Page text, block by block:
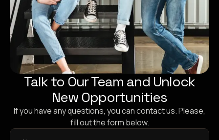
Talk to Our Team and Unlock
New Opportunities
If you have any questions, you can contact us. Please,
fill out the form below.